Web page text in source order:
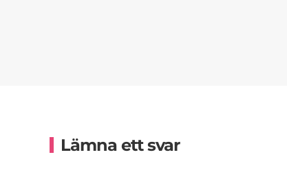
Lämna ett svar